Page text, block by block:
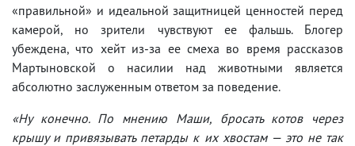
«правильной» и идеальной защитницей ценностей перед
камерой, но зрители чувствуют ее фальшь. Блогер
убеждена, что хейт из-за ее смеха во время рассказов
Мартыновской о насилии над животными является
абсолютно заслуженным ответом за поведение.
«Ну конечно. По мнению Маши, бросать котов через
крышу и привязывать петарды к их хвостам — это не так